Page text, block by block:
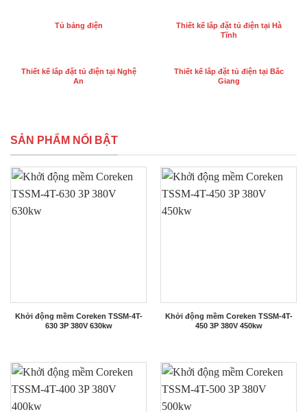
Tủ bảng điện
Thiết kế lắp đặt tủ điện tại Hà
Tĩnh
Thiết kế lắp đặt tủ điện tại Nghệ
An
Thiết kế lắp đặt tủ điện tại Bắc
Giang
SẢN PHẨM NỔI BẬT
Khởi động mềm Coreken TSSM-4T-
630 3P 380V 630kw
Khởi động mềm Coreken TSSM-4T-
450 3P 380V 450kw